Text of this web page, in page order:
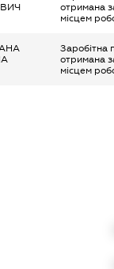
отримана
місцем
Заробітна
отримана
місцем